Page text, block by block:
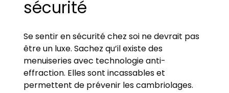
sécurité
Se sentir en sécurité chez soi ne devrait pas
être un luxe. Sachez qu’il existe des
menuiseries avec technologie anti-
effraction. Elles sont incassables et
permettent de prévenir les cambriolages.